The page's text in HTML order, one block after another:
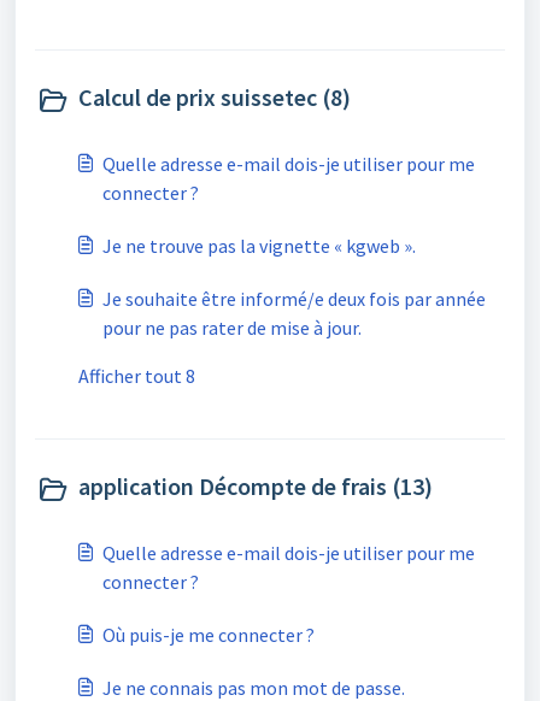
Calcul de prix suissetec (8)
Quelle adresse e-mail dois-je utiliser pour me
connecter ?
Je ne trouve pas la vignette « kgweb ».
Je souhaite être informé/e deux fois par année
pour ne pas rater de mise à jour.
Afficher tout 8
application Décompte de frais (13)
Quelle adresse e-mail dois-je utiliser pour me
connecter ?
Où puis-je me connecter ?
Je ne connais pas mon mot de passe.